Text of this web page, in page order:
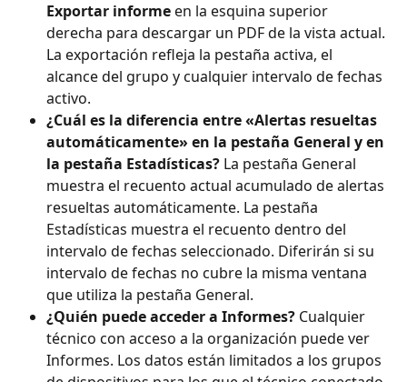
Exportar informe en la esquina superior
derecha para descargar un PDF de la vista actual.
La exportación refleja la pestaña activa, el
alcance del grupo y cualquier intervalo de fechas
activo.
¿Cuál es la diferencia entre «Alertas resueltas
automáticamente» en la pestaña General y en
la pestaña Estadísticas? La pestaña General
muestra el recuento actual acumulado de alertas
resueltas automáticamente. La pestaña
Estadísticas muestra el recuento dentro del
intervalo de fechas seleccionado. Diferirán si su
intervalo de fechas no cubre la misma ventana
que utiliza la pestaña General.
¿Quién puede acceder a Informes? Cualquier
técnico con acceso a la organización puede ver
Informes. Los datos están limitados a los grupos